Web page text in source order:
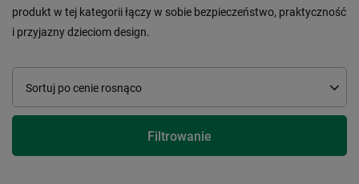
produkt w tej kategorii łączy w sobie bezpieczeństwo, praktyczność
i przyjazny dzieciom design.
Zmień sortowanie
Sortuj po cenie rosnąco
Filtrowanie